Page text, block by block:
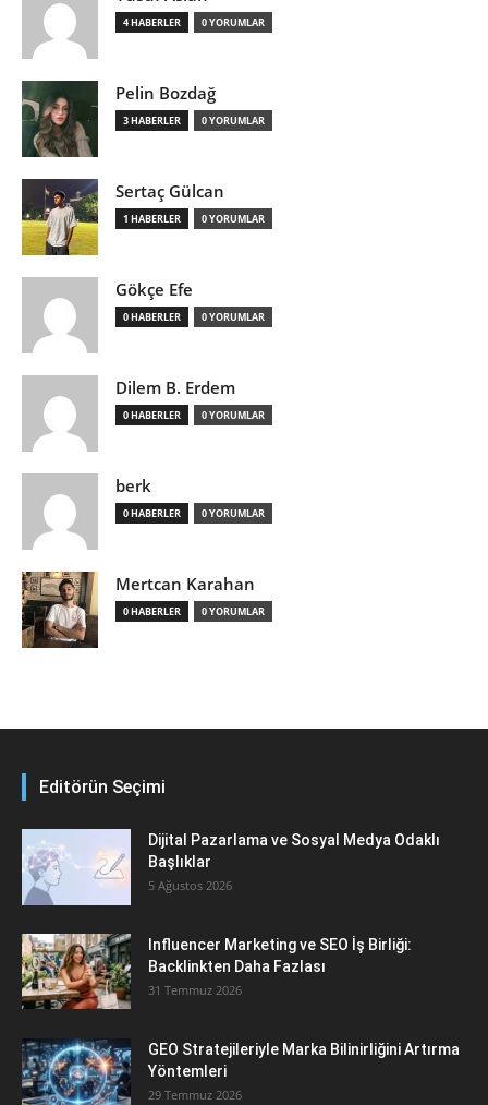
4 HABERLER 0 YORUMLAR
Pelin Bozdağ
3 HABERLER 0 YORUMLAR
Sertaç Gülcan
1 HABERLER 0 YORUMLAR
Gökçe Efe
0 HABERLER 0 YORUMLAR
Dilem B. Erdem
0 HABERLER 0 YORUMLAR
berk
0 HABERLER 0 YORUMLAR
Mertcan Karahan
0 HABERLER 0 YORUMLAR
Editörün Seçimi
Dijital Pazarlama ve Sosyal Medya Odaklı
Başlıklar
5 Ağustos 2026
Influencer Marketing ve SEO İş Birliği:
Backlinkten Daha Fazlası
31 Temmuz 2026
GEO Stratejileriyle Marka Bilinirliğini Artırma
Yöntemleri
29 Temmuz 2026